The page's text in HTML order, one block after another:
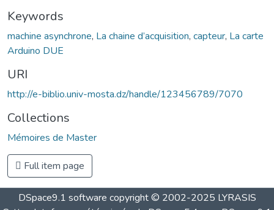
Keywords
machine asynchrone, La chaine d’acquisition, capteur, La carte
Arduino DUE
URI
http://e-biblio.univ-mosta.dz/handle/123456789/7070
Collections
Mémoires de Master
Full item page
DSpace9.1 software copyright © 2002-2025 LYRASIS